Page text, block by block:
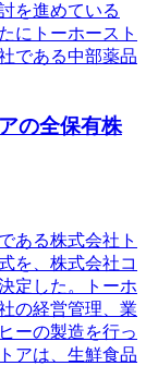
を進めている
にトーホースト
である中部薬品
の全保有株
ある株式会社ト
を、株式会社コ
定した。トーホ
の経営管理、業
ーの製造を行っ
アは、生鮮食品